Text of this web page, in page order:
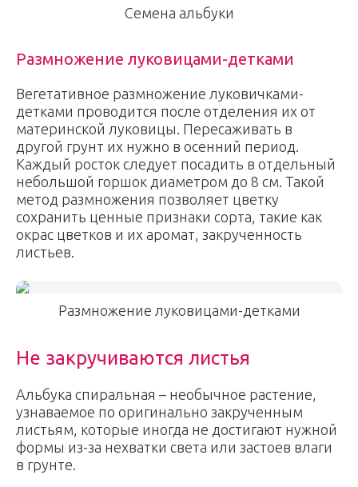
Семена альбуки
Размножение луковицами-детками
Вегетативное размножение луковичками-
детками проводится после отделения их от
материнской луковицы. Пересаживать в
другой грунт их нужно в осенний период.
Каждый росток следует посадить в отдельный
небольшой горшок диаметром до 8 см. Такой
метод размножения позволяет цветку
сохранить ценные признаки сорта, такие как
окрас цветков и их аромат, закрученность
листьев.
Размножение луковицами-детками
Не закручиваются листья
Альбука спиральная – необычное растение,
узнаваемое по оригинально закрученным
листьям, которые иногда не достигают нужной
формы из-за нехватки света или застоев влаги
в грунте.